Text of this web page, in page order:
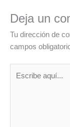
Deja un
Tu dirección de
campos